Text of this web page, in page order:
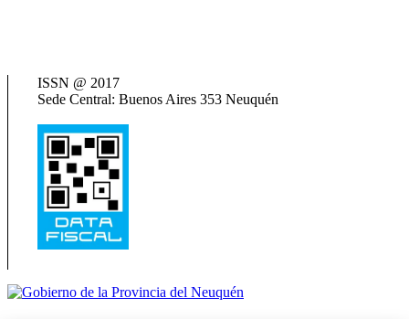
ISSN @ 2017
Sede Central: Buenos Aires 353 Neuquén